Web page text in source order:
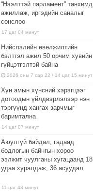
“Нээлттэй парламент” танхимд
ажиллаж, иргэдийн саналыг
сонслоо
цаг 04 минут
Нийслэлийн өвөлжилтийн
бэлтгэл ажил 50 орчим хувийн
гүйцэтгэлтэй байна
2026 оны 7 сар 22 / 14 цаг 15 минут
Хүн амын хүнсний хэрэгцээг
дотоодын үйлдвэрлэлээр нэн
тэргүүнд хангах зарчмыг
баримтална
цаг 07 минут
Аюулгүй байдал, гадаад
бодлогын байнгын хороо
ээлжит чуулганы хугацаанд 18
удаа хуралдаж, 36 асуудал
цаг 43 минут